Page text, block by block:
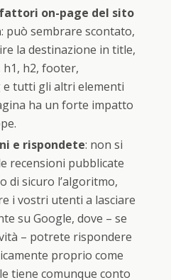
on-page del sito
: può sembrare scontato,
la destinazione in title,
h2, footer,
tutti gli altri elementi
ha un forte impatto
e rispondete: non si
recensioni pubblicate
di sicuro l’algoritmo,
i vostri utenti a lasciare
su Google, dove – se
– potrete rispondere
proprio come
tiene comunque conto